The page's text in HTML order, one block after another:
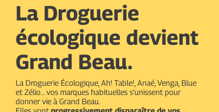
La Droguerie
écologique devient
Grand Beau.
La Droguerie Écologique, Ah! Table!, Anaé, Venga, Blue
et Zélio… vos marques habituelles s’unissent pour
donner vie à Grand Beau.